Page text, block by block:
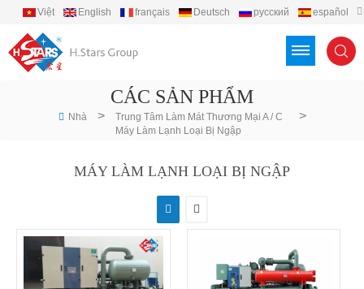
Việt English français Deutsch русский
español
CÁC SẢN PHẨM
Nhà > Trung Tâm Làm Mát Thương Mại A / C >
Máy Làm Lạnh Loại Bị Ngập
MÁY LÀM LẠNH LOẠI BỊ NGẬP